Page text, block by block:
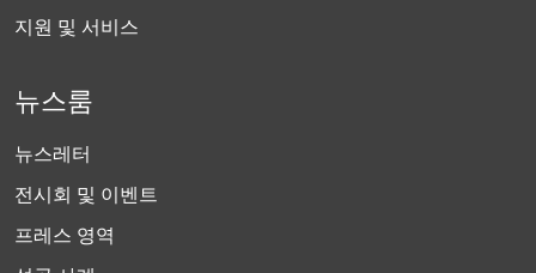
지원 및 서비스
뉴스룸
뉴스레터
전시회 및 이벤트
프레스 영역